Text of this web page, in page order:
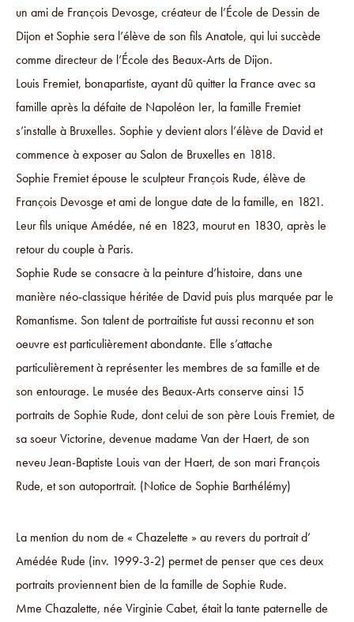
un ami de François Devosge, créateur de l’École de Dessin de
Dijon et Sophie sera l’élève de son fils Anatole, qui lui succède
comme directeur de l’École des Beaux-Arts de Dijon.
Louis Fremiet, bonapartiste, ayant dû quitter la France avec sa
famille après la défaite de Napoléon Ier, la famille Fremiet
s’installe à Bruxelles. Sophie y devient alors l’élève de David et
commence à exposer au Salon de Bruxelles en 1818.
Sophie Fremiet épouse le sculpteur François Rude, élève de
François Devosge et ami de longue date de la famille, en 1821.
Leur fils unique Amédée, né en 1823, mourut en 1830, après le
retour du couple à Paris.
Sophie Rude se consacre à la peinture d’histoire, dans une
manière néo-classique héritée de David puis plus marquée par le
Romantisme. Son talent de portraitiste fut aussi reconnu et son
oeuvre est particulièrement abondante. Elle s’attache
particulièrement à représenter les membres de sa famille et de
son entourage. Le musée des Beaux-Arts conserve ainsi 15
portraits de Sophie Rude, dont celui de son père Louis Fremiet, de
sa soeur Victorine, devenue madame Van der Haert, de son
neveu Jean-Baptiste Louis van der Haert, de son mari François
Rude, et son autoportrait. (Notice de Sophie Barthélémy)
La mention du nom de « Chazelette » au revers du portrait d’
Amédée Rude (inv. 1999-3-2) permet de penser que ces deux
portraits proviennent bien de la famille de Sophie Rude.
Mme Chazalette, née Virginie Cabet, était la tante paternelle de